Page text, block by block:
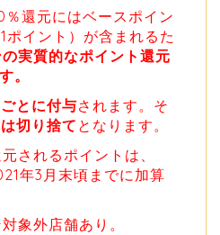
還元にはベースポイン
イント）が含まれるた
実質的なポイント還元
。
とに付与されます。そ
切り捨て となります。
されるポイントは、
年3月末頃までに加算
象外店舗あり。